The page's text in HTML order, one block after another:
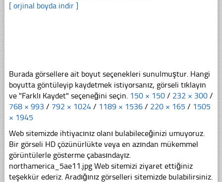
[ orjinal boyda indir ]
Burada görsellere ait boyut seçenekleri sunulmuştur. Hangi
boyutta göntüleyip kaydetmek istiyorsanız, görseli tıklayın
ve "Farklı Kaydet" seçeneğini seçin. 150 × 150 / 232 × 300 /
768 × 993 / 792 × 1024 / 1189 × 1536 / 220 × 165 / 1505
× 1945
Web sitemizde ihtiyacınız olanı bulabileceğinizi umuyoruz.
Bir görseli HD çözünürlükte veya en azından mükemmel
görüntülerle gösterme çabasındayız.
northamerica_5ae11.jpg Web sitemizi ziyaret ettiğiniz
teşekkür ederiz. Aradığınız görselleri sitemizde bulabilirsiniz.